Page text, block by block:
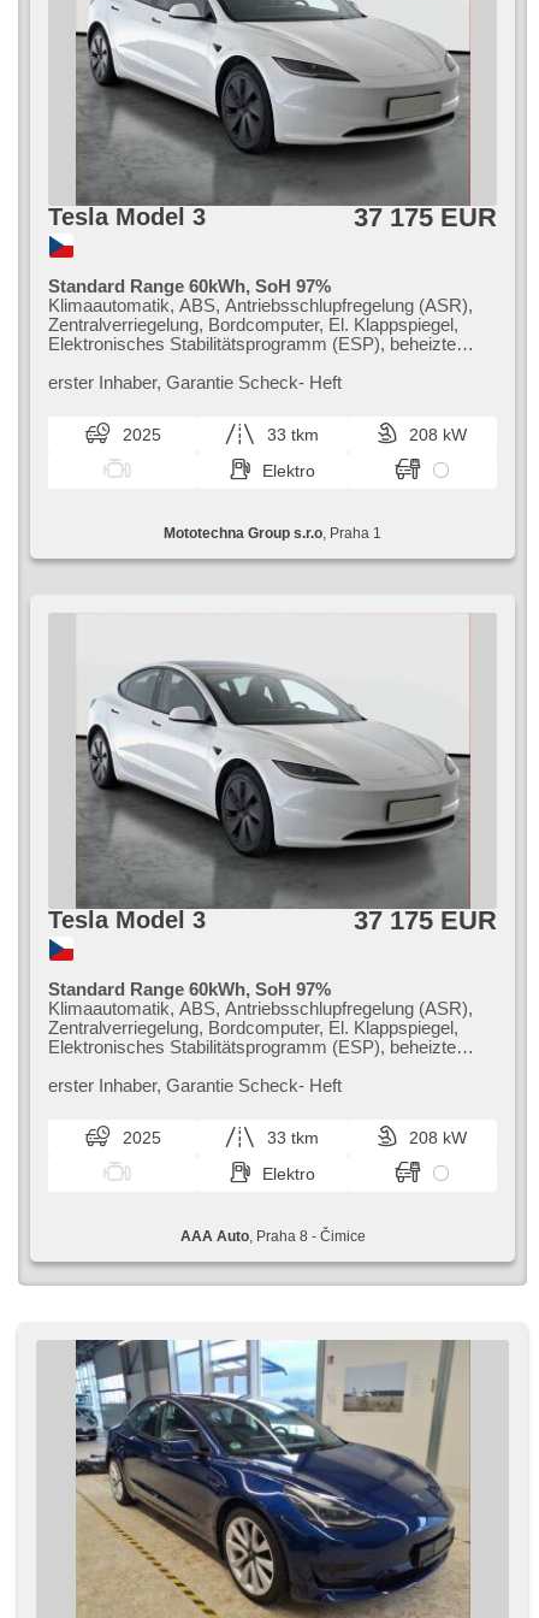
zrcátka, Lenkrad einstellbar, Abnutzungssensor des
Bremsbelages, Außenthermometer, Innenthermometer,
beheizte Spiegel, zadní loketní opěrka, Autoradio, digitální
příjem rádia (DAB), dotykové ovládání palubního počítače,
Telefon, Teilbare Rücksitzbank, Positionssitze, Ausziehbare
Kopflehnen, höheneinstellbare Sitze, höheneinstellbare
Fahrersitz, Getönte Scheiben, zatmavená zadní skla, volba
jízdního režimu, El. Vorderscheiben, Wegfahrsperre,
Automatikgetriebe, Antrieb 4x4
Tesla Model 3 37 175 EUR
Standard Range 60kWh, SoH 97%
Klimaautomatik, ABS, Antriebsschlupfregelung (ASR),
Zentralverriegelung, Bordcomputer, El. Klappspiegel,
Elektronisches Stabilitätsprogramm (ESP), beheizte
Reifendrucksensor, USB, 6x Airbag, El. einstellbare
Spur, Panoramadach, Servolenkung, El. Seitenscheiben,
Autoradio, Automatikgetriebe
erster Inhaber,​ Garantie Scheck​- Heft
2025 33 tkm
208 kW
Elektro
Mototechna Group s.r.o , Praha 1
Tesla Model 3 37 175 EUR
Standard Range 60kWh, SoH 97%
Klimaautomatik, ABS, Antriebsschlupfregelung (ASR),
Zentralverriegelung, Bordcomputer, El. Klappspiegel,
Elektronisches Stabilitätsprogramm (ESP), beheizte
Reifendrucksensor, USB, 6x Airbag, El. einstellbare
Spur, Panoramadach, Servolenkung, El. Seitenscheiben,
Autoradio, Automatikgetriebe
erster Inhaber,​ Garantie Scheck​- Heft
2025 33 tkm
208 kW
Elektro
AAA Auto, Praha 8 - Čimice